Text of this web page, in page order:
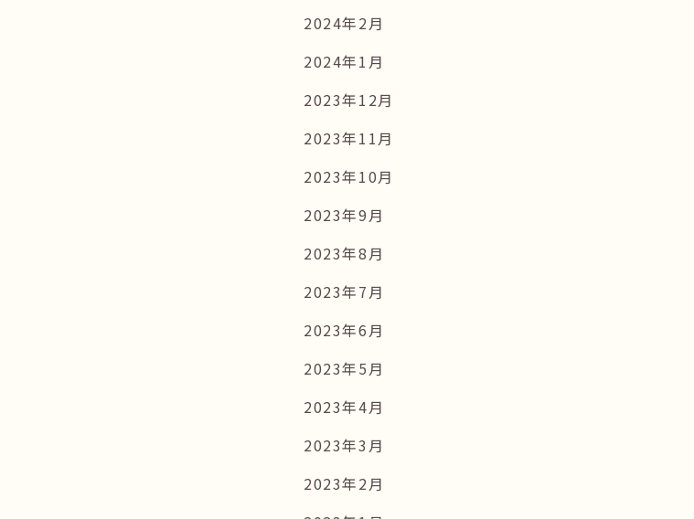
2024年2月
2024年1月
2023年12月
2023年11月
2023年10月
2023年9月
2023年8月
2023年7月
2023年6月
2023年5月
2023年4月
2023年3月
2023年2月